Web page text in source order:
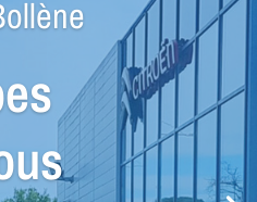
-Les
ou